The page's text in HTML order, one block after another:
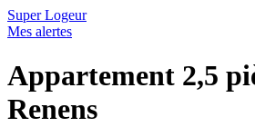
Super Logeur
Mes alertes
Appartement 2,5
Renens